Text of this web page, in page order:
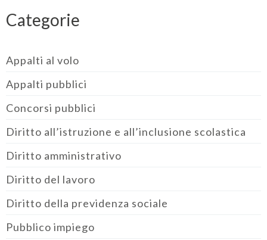
Categorie
Appalti al volo
Appalti pubblici
Concorsi pubblici
Diritto all’istruzione e all’inclusione scolastica
Diritto amministrativo
Diritto del lavoro
Diritto della previdenza sociale
Pubblico impiego